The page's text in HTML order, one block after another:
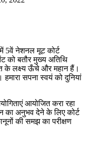
में 5वें नेशनल मूट कोर्ट
को बतौर मुख्य अतिथि
के लक्ष्य ऊँचे और महान हैं।
हमारा सपना स्वयं को दुनियां
आयोजित करा रहा
का अनुभव देने के लिए कोर्ट
की समझ का परीक्षण